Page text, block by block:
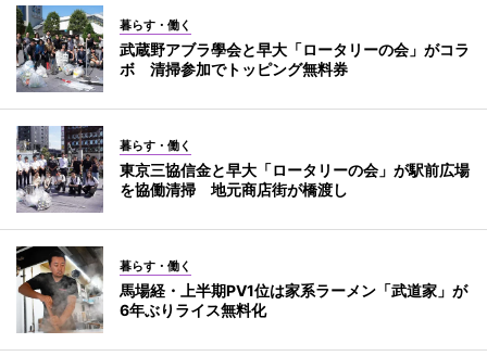
暮らす・働く
武蔵野アブラ學会と早大「ロータリーの会」がコラ
ボ 清掃参加でトッピング無料券
暮らす・働く
東京三協信金と早大「ロータリーの会」が駅前広場
を協働清掃 地元商店街が橋渡し
暮らす・働く
馬場経・上半期PV1位は家系ラーメン「武道家」が
6年ぶりライス無料化